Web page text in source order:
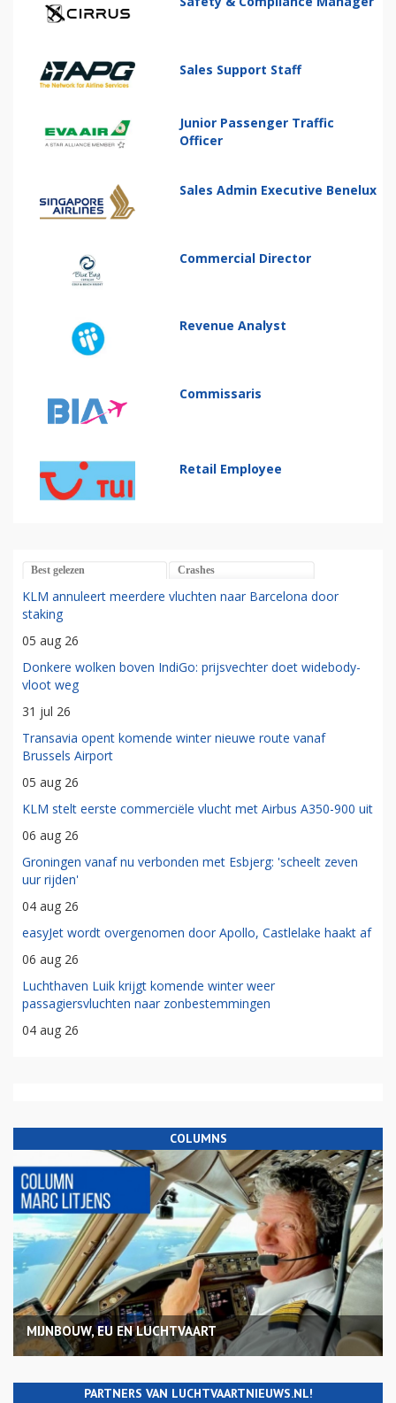
Sales Support Staff
Junior Passenger Traffic
Officer
Sales Admin Executive Benelux
Commercial Director
Revenue Analyst
Commissaris
Retail Employee
Best gelezen Crashes
KLM annuleert meerdere vluchten naar Barcelona door
staking
05 aug 26
Donkere wolken boven IndiGo: prijsvechter doet widebody-
vloot weg
31 jul 26
Transavia opent komende winter nieuwe route vanaf
Brussels Airport
05 aug 26
KLM stelt eerste commerciële vlucht met Airbus A350-900 uit
06 aug 26
Groningen vanaf nu verbonden met Esbjerg: 'scheelt zeven
uur rijden'
04 aug 26
easyJet wordt overgenomen door Apollo, Castlelake haakt af
06 aug 26
Luchthaven Luik krijgt komende winter weer
passagiersvluchten naar zonbestemmingen
04 aug 26
COLUMNS
MIJNBOUW, EU EN LUCHTVAART
PARTNERS VAN LUCHTVAARTNIEUWS.NL!